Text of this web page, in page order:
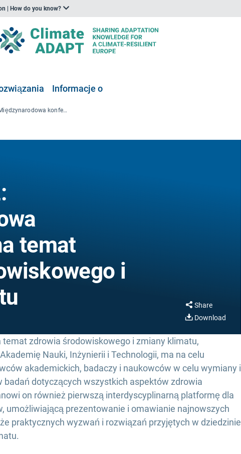
| How do you know?
Informacje o
ICEHCC 2022: Międzynarodowa konferencja na temat zdrowia środowiskowego i zmiany klimatu
temat
i
Share
Download
zdrowia środowiskowego i zmiany klimatu,
Nauki, Inżynierii i Technologii, ma na celu
akademickich, badaczy i naukowców w celu wymiany i
dotyczących wszystkich aspektów zdrowia
on również pierwszą interdyscyplinarną platformę dla
umożliwiającą prezentowanie i omawianie najnowszych
praktycznych wyzwań i rozwiązań przyjętych w dziedzinie